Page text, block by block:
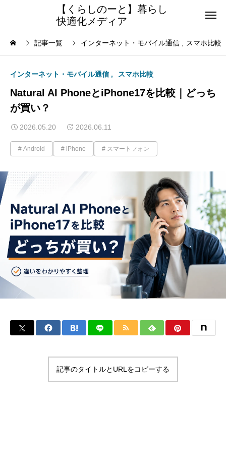
【くらしのーと】暮らし
快適化メディア
記事一覧 インターネット・モバイル通信 スマホ比較
インターネット・モバイル通信 スマホ比較
Natural AI PhoneとiPhone17を比較｜どっち
が買い？
2026.05.20 2026.06.11
Android iPhone スマートフォン
記事のタイトルとURLをコピーする